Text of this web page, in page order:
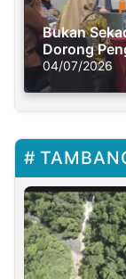
Bukan
Dorong
Solusi Krisis
04/07/2026